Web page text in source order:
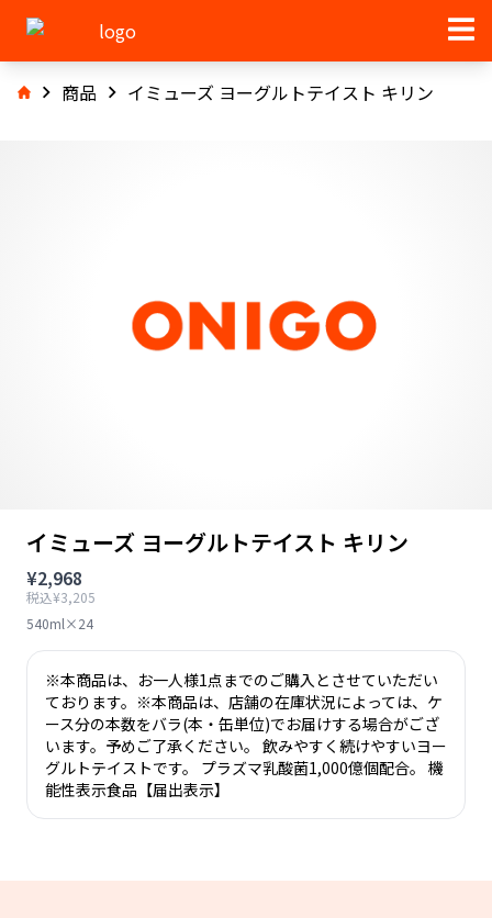
商品 イミューズ ヨーグルトテイスト キリン
イミューズ ヨーグルトテイスト キリン
¥2,968
税込¥3,205
540ml×24
※本商品は、お一人様1点までのご購入とさせていただい
ております。※本商品は、店舗の在庫状況によっては、ケ
ース分の本数をバラ(本・缶単位)でお届けする場合がござ
います。予めご了承ください。 飲みやすく続けやすいヨー
グルトテイストです。 プラズマ乳酸菌1,000億個配合。 機
能性表示食品【届出表示】